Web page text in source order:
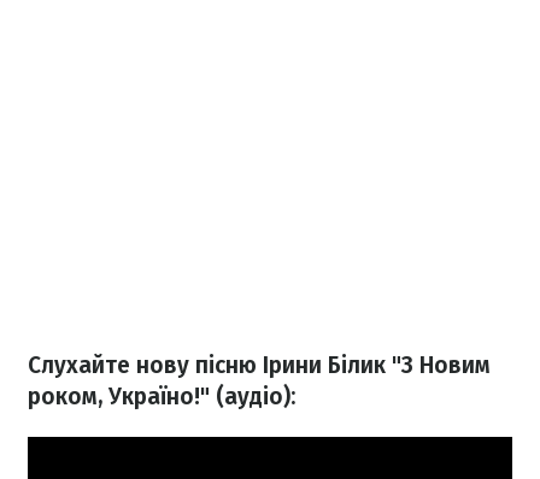
Слухайте нову пісню Ірини Білик "З Новим
роком, Україно!" (аудіо):